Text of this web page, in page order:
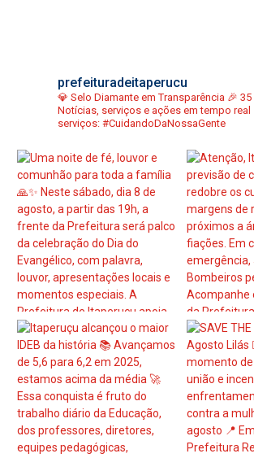
prefeituradeitaperucu
💎 Selo Diamante em Transparência 🎉
Notícias, serviços e ações em tempo real
serviços: #CuidandoDaNossaGente